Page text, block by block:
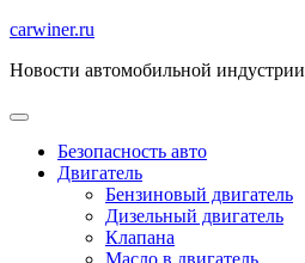
Перейти
содержимому
carwiner.ru
Новости автомобильной индустрии
Безопасность авто
Двигатель
Бензиновый двигатель
Дизельный двигатель
Клапана
Масло в двигатель